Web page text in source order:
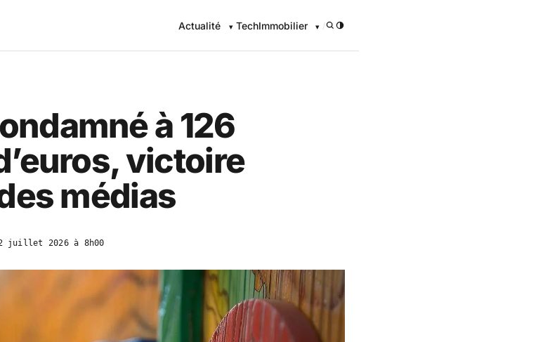
Actualité TechImmobilier /
à 126
victoire
médias
juillet 2026 à 8h00